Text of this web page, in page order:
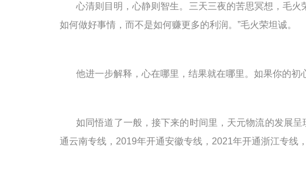
心清则目明 ，心静则智生。 三天三夜的苦思冥想，毛火
如何做好事情，而不是如何赚更多的利润。”毛火荣坦诚。
他进一步解释，心在哪里，结果就在哪里。如果你的初
如同悟道了一般，接下来的时间里，天元物流的发展呈
通云南专线， 2019年开通安徽专线， 2021年开通浙江专线，